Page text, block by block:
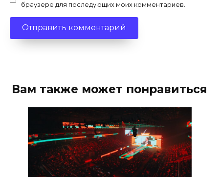
браузере для последующих моих комментариев.
Вам также может понравиться